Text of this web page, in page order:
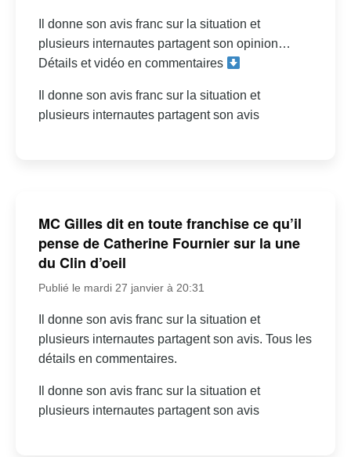
Il donne son avis franc sur la situation et
plusieurs internautes partagent son opinion…
Détails et vidéo en commentaires
Il donne son avis franc sur la situation et
plusieurs internautes partagent son avis
MC Gilles dit en toute franchise ce qu’il
pense de Catherine Fournier sur la une
du Clin d’oeil
Publié le mardi 27 janvier à 20:31
Il donne son avis franc sur la situation et
plusieurs internautes partagent son avis. Tous les
détails en commentaires.
Il donne son avis franc sur la situation et
plusieurs internautes partagent son avis